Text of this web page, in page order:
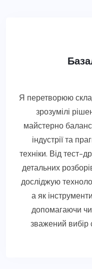
Я перетворюю
зрозумілі
майстерно
індустрії та
техніки. Від тест-
детальних
досліджую
а як
допомагаючи
зважений вибір